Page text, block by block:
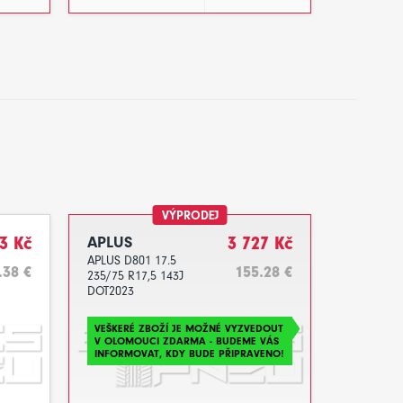
Kč
€
VÝPRODEJ
APLUS
APLUS D801 17.5
235/75 R17,5 143J
DOT2023
3 727 Kč
155.28 €
VEŠKERÉ ZBOŽÍ JE MOŽNÉ VYZVEDOUT
V OLOMOUCI ZDARMA - BUDEME VÁS
INFORMOVAT, KDY BUDE PŘIPRAVENO!